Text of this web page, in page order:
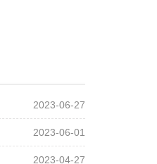
2023-06-27
2023-06-01
2023-04-27